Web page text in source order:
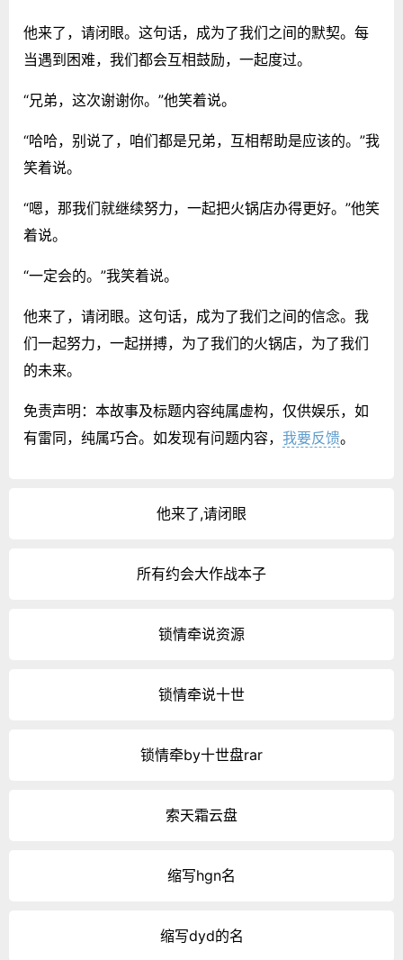
他来了，请闭眼。这句话，成为了我们之间的默契。每
当遇到困难，我们都会互相鼓励，一起度过。
“兄弟，这次谢谢你。”他笑着说。
“哈哈，别说了，咱们都是兄弟，互相帮助是应该的。”我
笑着说。
“嗯，那我们就继续努力，一起把火锅店办得更好。”他笑
着说。
“一定会的。”我笑着说。
他来了，请闭眼。这句话，成为了我们之间的信念。我
们一起努力，一起拼搏，为了我们的火锅店，为了我们
的未来。
免责声明：本故事及标题内容纯属虚构，仅供娱乐，如
有雷同，纯属巧合。如发现有问题内容， 我要反馈。
他来了,请闭眼
所有约会大作战本子
锁情牵说资源
锁情牵说十世
锁情牵by十世盘rar
索天霜云盘
缩写hgn名
缩写dyd的名